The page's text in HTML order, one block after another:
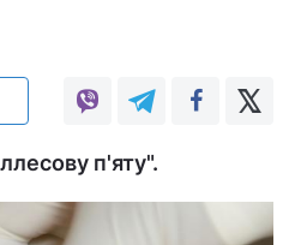
п'яту".